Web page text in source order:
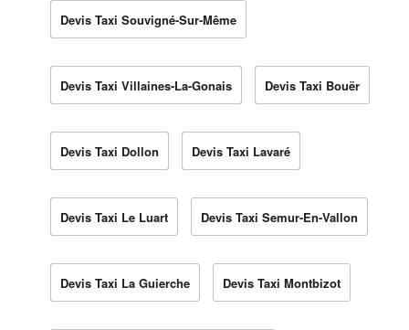
Devis Taxi Souvigné-Sur-Même
Devis Taxi Villaines-La-Gonais Devis Taxi Bouër
Devis Taxi Dollon Devis Taxi Lavaré
Devis Taxi Le Luart Devis Taxi Semur-En-Vallon
Devis Taxi La Guierche Devis Taxi Montbizot